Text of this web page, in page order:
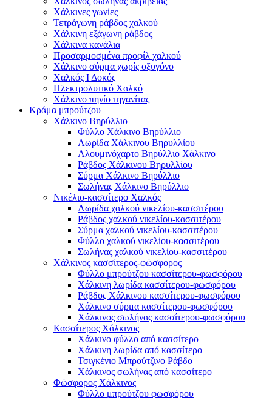
Χάλκινες γωνίες
Τετράγωνη ράβδος χαλκού
Χάλκινη εξάγωνη ράβδος
Χάλκινα κανάλια
Προσαρμοσμένα προφίλ χαλκού
Χάλκινο σύρμα χωρίς οξυγόνο
Χαλκός Ι Δοκός
Ηλεκτρολυτικό Χαλκό
Χάλκινο πηνίο τηγανίτας
Κράμα μπρούτζου
Χάλκινο Βηρύλλιο
Φύλλο Χάλκινο Βηρύλλιο
Λωρίδα Χάλκινου Βηρυλλίου
Αλουμινόχαρτο Βηρύλλιο Χάλκινο
Ράβδος Χάλκινου Βηρυλλίου
Σύρμα Χάλκινο Βηρύλλιο
Σωλήνας Χάλκινο Βηρύλλιο
Νικέλιο-κασσίτερο Χαλκός
Λωρίδα χαλκού νικελίου-κασσιτέρου
Ράβδος χαλκού νικελίου-κασσιτέρου
Σύρμα χαλκού νικελίου-κασσιτέρου
Φύλλο χαλκού νικελίου-κασσιτέρου
Σωλήνας χαλκού νικελίου-κασσιτέρου
Χάλκινος κασσίτερος-φώσφορος
Φύλλο μπρούτζου κασσίτερου-φωσφόρου
Χάλκινη λωρίδα κασσίτερου-φωσφόρου
Ράβδος Χάλκινου κασσίτερου-φωσφόρου
Χάλκινο σύρμα κασσίτερου-φωσφόρου
Χάλκινος σωλήνας κασσίτερου-φωσφόρου
Κασσίτερος Χάλκινος
Χάλκινο φύλλο από κασσίτερο
Χάλκινη λωρίδα από κασσίτερο
Τσιγκένιο Μπρούτζινο Ράβδο
Χάλκινος σωλήνας από κασσίτερο
Φώσφορος Χάλκινος
Φύλλο μπρούτζου φωσφόρου